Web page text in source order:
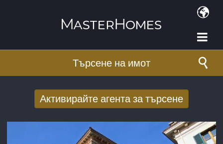
Търсене на имот
Активирайте агента за търсене
търсенето по имейл